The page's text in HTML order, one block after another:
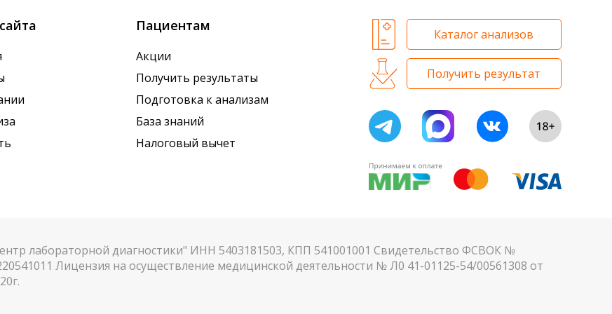
Пациентам
Акции
Получить результаты
Подготовка к анализам
База знаний
Налоговый вычет
Каталог анализов
Получить результат
лабораторной диагностики" ИНН 5403181503, КПП 541001001 Свидетельство ФСВОК №
Лицензия на осуществление медицинской деятельности № Л0 41-01125-54/00561308 от